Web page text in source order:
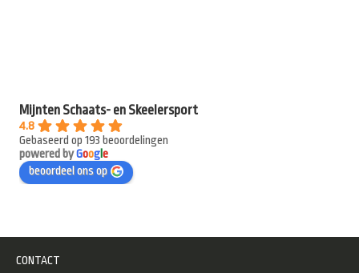
Mijnten Schaats- en Skeelersport
4.8
Gebaseerd op 193 beoordelingen
powered byGooge
beoordeel ons op
CONTACT